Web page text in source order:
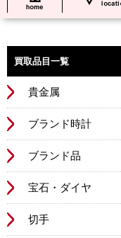
買取品目一覧
貴金属
ブランド時計
ブランド品
宝石・ダイヤ
切手